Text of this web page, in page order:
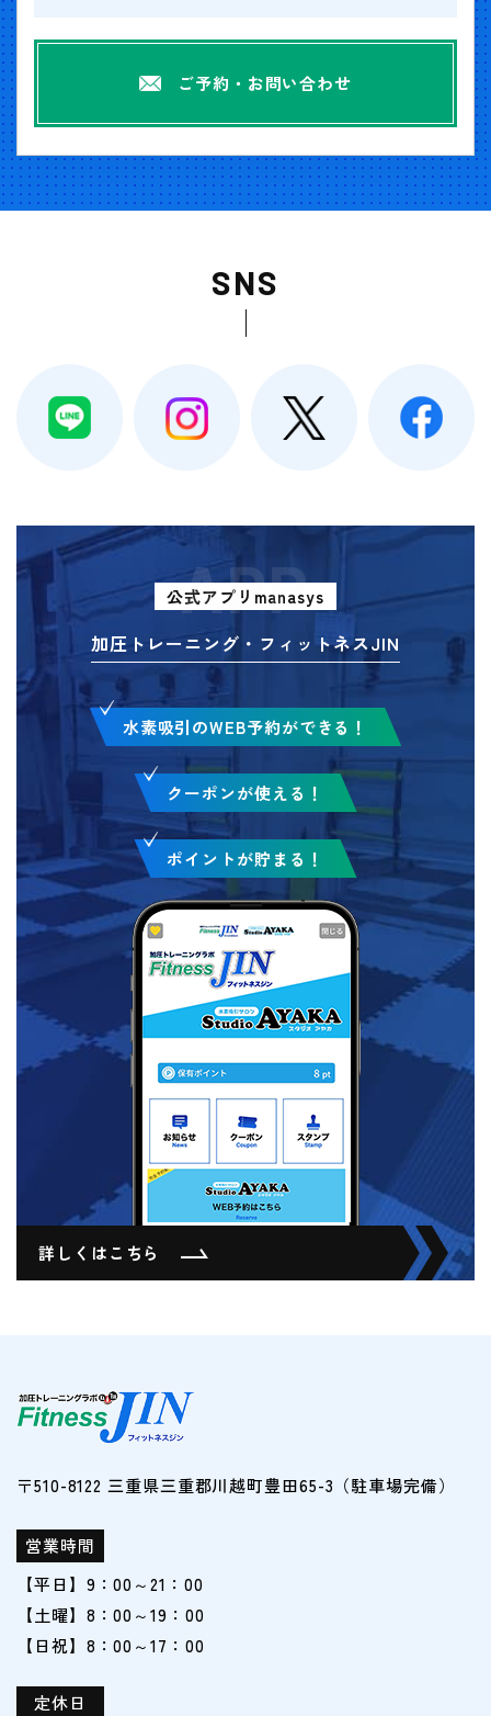
ご予約・お問い合わせ
SNS
APP
公式アプリmanasys
加圧トレーニング・フィットネスJIN
水素吸引のWEB予約ができる！
クーポンが使える！
ポイントが貯まる！
詳しくはこちら
〒510-8122 三重県三重郡川越町豊田65-3（駐車場完備）
営業時間
【平日】9：00～21：00
【土曜】8：00～19：00
【日祝】8：00～17：00
定休日